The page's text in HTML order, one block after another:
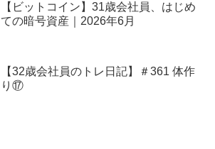
【ビットコイン】31歳会社員、はじめ
ての暗号資産｜2026年6月
【32歳会社員のトレ日記】＃361 体作
り⑰